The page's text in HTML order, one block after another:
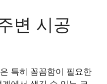
변 시공
특히 꼼꼼함이 필요한